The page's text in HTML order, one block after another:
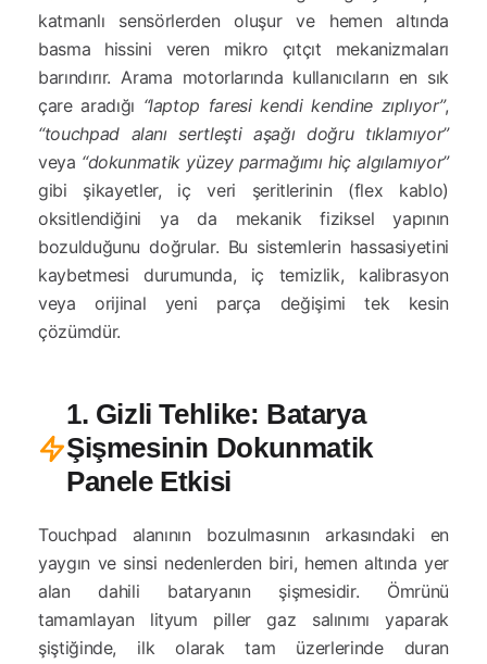
katmanlı sensörlerden oluşur ve hemen altında
basma hissini veren mikro çıtçıt mekanizmaları
barındırır. Arama motorlarında kullanıcıların en sık
çare aradığı “laptop faresi kendi kendine zıplıyor”,
“touchpad alanı sertleşti aşağı doğru tıklamıyor”
veya “dokunmatik yüzey parmağımı hiç algılamıyor”
gibi şikayetler, iç veri şeritlerinin (flex kablo)
oksitlendiğini ya da mekanik fiziksel yapının
bozulduğunu doğrular. Bu sistemlerin hassasiyetini
kaybetmesi durumunda, iç temizlik, kalibrasyon
veya orijinal yeni parça değişimi tek kesin
çözümdür.
1. Gizli Tehlike: Batarya
Şişmesinin Dokunmatik
Panele Etkisi
Touchpad alanının bozulmasının arkasındaki en
yaygın ve sinsi nedenlerden biri, hemen altında yer
alan dahili bataryanın şişmesidir. Ömrünü
tamamlayan lityum piller gaz salınımı yaparak
şiştiğinde, ilk olarak tam üzerlerinde duran